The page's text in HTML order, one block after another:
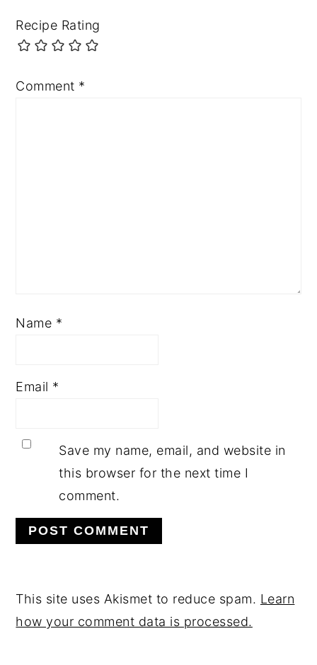
Recipe Rating
Comment *
Name *
Email *
Save my name, email, and website in
this browser for the next time I
comment.
This site uses Akismet to reduce spam. Learn
how your comment data is processed.